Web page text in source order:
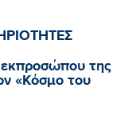
εκπροσώπου της
«Κόσμο του